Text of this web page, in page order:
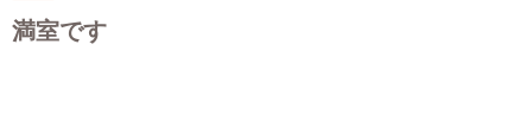
満室です